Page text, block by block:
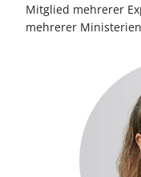
Mitglied mehrerer
mehrerer